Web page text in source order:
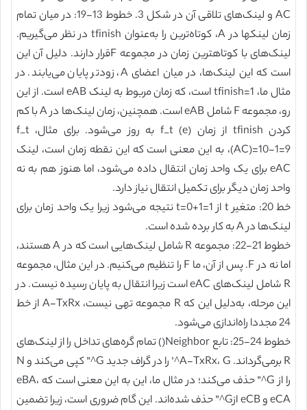
AC و لینک‌های تلاقی آن در شکل 3. خطوط 13-19: در میان تمام
زمان لینکها در A، کوتاه‌ترین را به‌عنوان tfinish در نظر می‌گیریم.
لینک‌های با کوتاهترین زمان در مجموعه Fقرار دارند. دلیل آن این
است که این لینک‌ها، در میان اعضای A، زودتر پایان می‌یابند. در
مثال ما، tfinish=1 است، که زمان مربوط به لینک eAB است. از این
رو، مجموعه F شامل eAB است. همچنین، زمان لینک‌ها در A با کم
کردن tfinish از زمان f_t (e) به روز می‌شود. برای مثال، f_t
(AC)=10-1=9، به این معنی است که این نقطه زمان است، لینک
eAC برای یک واحد زمان انتقال داده می‌شود، اما هنوز هم به نه
واحد زمان دیگر برای تکمیل انتقال نیاز دارد.
خط 20: متغیر t از t=0+1=1 نتیجه می‌شود زیرا یک واحد زمان برای
لینک‌ها در A به کار برده شده است.
خطوط 21-22: مجموعه R شامل لینک‌هایی است که در A هستند،
اما نه در F. پس از آن، ما F را تنظیم می‌کنیم. در این مثال، مجموعه
R شامل لینک‌های eAC است زیرا انتقال به پایان رسیده نیست. در
این مرحله، به‌دلیل این که R مجموعه تهی نیست، A-TxRx از خط
24 مجددا راه‌اندازی می‌شود.
خطوط 24-25: تابع Neighbor() تمام گره‌های تداخل را از لینک‌های
R برمی‌گرداند. A-TxRx، G^’ را در گراف جدید G^” کپی می‌کند و N
را از G^” حذف می‌کند؛ در مثال ما، این به این معنی است که eBA،
eCA و eCB ازG^” حذف شده‌اند. این گام ضروری است، زیرا تضمین